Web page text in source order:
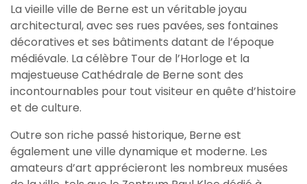
La vieille ville de Berne est un véritable joyau
architectural, avec ses rues pavées, ses fontaines
décoratives et ses bâtiments datant de l’époque
médiévale. La célèbre Tour de l’Horloge et la
majestueuse Cathédrale de Berne sont des
incontournables pour tout visiteur en quête d’histoire
et de culture.
Outre son riche passé historique, Berne est
également une ville dynamique et moderne. Les
amateurs d’art apprécieront les nombreux musées